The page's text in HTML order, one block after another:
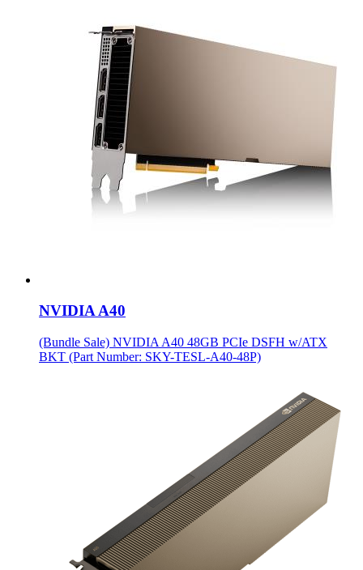
NVIDIA A40
(Bundle Sale) NVIDIA A40 48GB PCIe DSFH w/ATX
BKT (Part Number: SKY-TESL-A40-48P)